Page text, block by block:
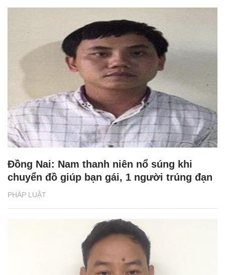
PHÁP LUẬT
Đồng Nai: Nam thanh niên nổ súng khi
chuyển đồ giúp bạn gái, 1 người trúng đạn